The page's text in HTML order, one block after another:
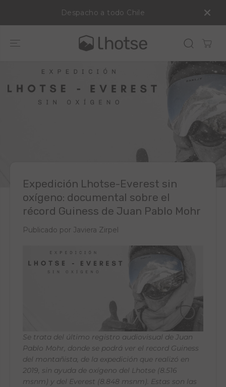
Despacho a todo Chile
Expedición Lhotse-Everest sin
oxígeno: documental sobre el
récord Guiness de Juan Pablo Mohr
Publicado por Javiera Zirpel
Se trata del último registro audiovisual de Juan
Pablo Mohr, donde se podrá ver el record Guiness
del montañista, de la expedición que realizó en
2019, sin ayuda de oxígeno del Lhotse (8.516
msnm) y del Everest (8.848 msnm). Estas son las